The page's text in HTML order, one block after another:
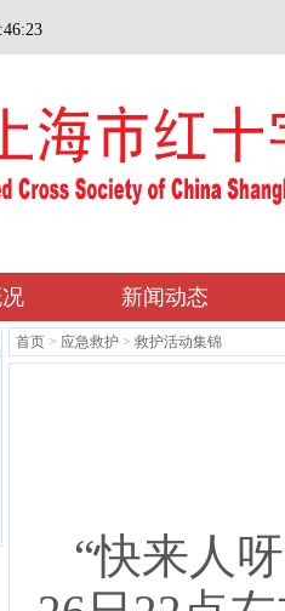
新闻动态
首页 > 应急救护 > 救护活动集锦
“快来人